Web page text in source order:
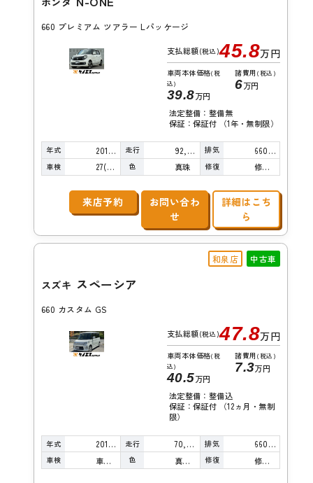
660 プレミアム ツアラー Lパッケージ
支払総額(税込)45.8万円
車両本体価格(税
込)
39.8万円
諸費用 (税込)
6万円
法定整備：整備無
保証：保証付 （1年・無制限）
年式 2013年 走行 92,000km 排気 660cc
車検 27(R9)/03 色 真珠 修復 修復歴無し
来店予約
お問い合わ
せ
詳細はこち
ら
和泉店 中古車
スズキ スペーシア
660 カスタム GS
支払総額(税込)47.8万円
車両本体価格(税
込)
40.5万円
諸費用 (税込)
7.3万円
法定整備：整備込
保証：保証付 （12ヵ月・無制
限）
年式 2015年 走行 70,000km 排気 660cc
車検 車検整備付 色 真珠白 修復 修復歴無し